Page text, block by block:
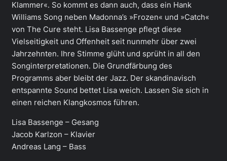
Klammer«. So kommt es dann auch, dass ein Hank
Williams Song neben Madonna’s »Frozen« und »Catch«
von The Cure steht. Lisa Bassenge pflegt diese
Vielseitigkeit und Offenheit seit nunmehr über zwei
Jahrzehnten. Ihre Stimme glüht und sprüht in all den
Songinterpretationen. Die Grundfärbung des
Programms aber bleibt der Jazz. Der skandinavisch
entspannte Sound bettet Lisa weich. Lassen Sie sich in
einen reichen Klangkosmos führen.
Lisa Bassenge – Gesang
Jacob Karlzon – Klavier
Andreas Lang – Bass